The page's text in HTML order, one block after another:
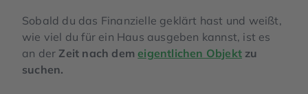
Sobald du das Finanzielle geklärt hast und weißt,
wie viel du für ein Haus ausgeben kannst, ist es
an der Zeit nach dem eigentlichen Objekt zu
suchen.